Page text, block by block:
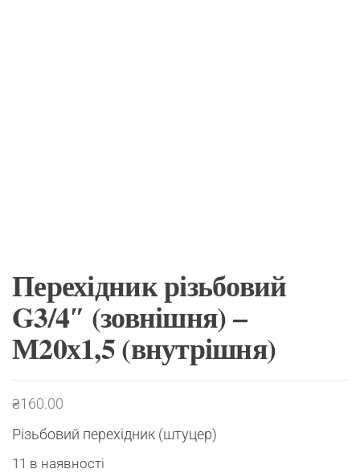
Перехідник різьбовий
G3/4″ (зовнішня) –
М20х1,5 (внутрішня)
₴160.00
Різьбовий перехідник (штуцер)
11 в наявності